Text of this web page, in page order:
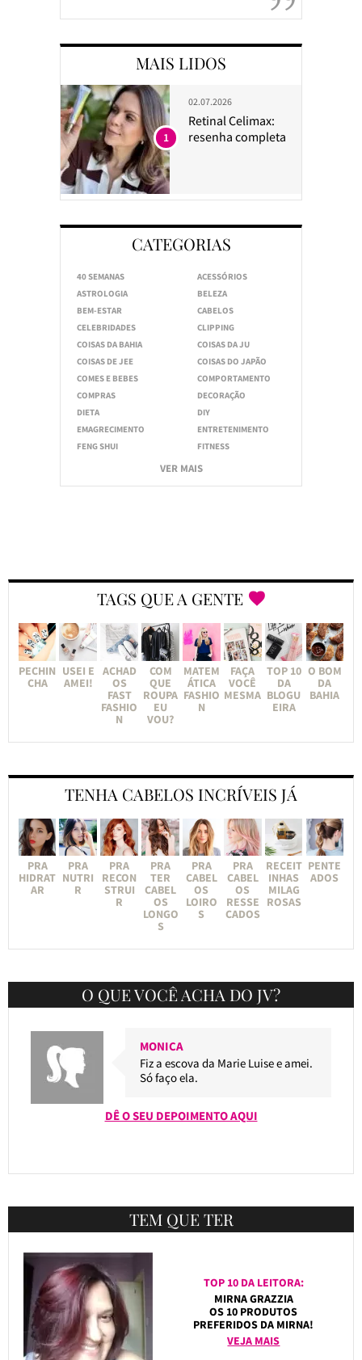
MAIS LIDOS
02.07.2026
Retinal Celimax:
resenha completa
1
CATEGORIAS
40 SEMANAS
ACESSÓRIOS
ASTROLOGIA
BELEZA
BEM-ESTAR
CABELOS
CELEBRIDADES
CLIPPING
COISAS DA BAHIA
COISAS DA JU
COISAS DE JEE
COISAS DO JAPÃO
COMES E BEBES
COMPORTAMENTO
COMPRAS
DECORAÇÃO
DIETA
DIY
EMAGRECIMENTO
ENTRETENIMENTO
FENG SHUI
FITNESS
VER MAIS
TAGS QUE A GENTE
PECHIN
CHA
USEI E
AMEI!
ACHAD
OS
FAST
FASHIO
N
COM
QUE
ROUPA
EU
VOU?
MATEM
ÁTICA
FASHIO
N
FAÇA
VOCÊ
MESMA
TOP 10
DA
BLOGU
EIRA
O BOM
DA
BAHIA
TENHA CABELOS INCRÍVEIS JÁ
PRA
HIDRAT
AR
PRA
NUTRI
R
PRA
RECON
STRUI
R
PRA
TER
CABEL
OS
LONGO
S
PRA
CABEL
OS
LOIRO
S
PRA
CABEL
OS
RESSE
CADOS
RECEIT
INHAS
MILAG
ROSAS
PENTE
ADOS
O QUE VOCÊ ACHA DO JV?
MONICA
Fiz a escova da Marie Luise e amei.
Só faço ela.
DÊ O SEU DEPOIMENTO AQUI
TEM QUE TER
TOP 10 DA LEITORA:
MIRNA GRAZZIA
OS 10 PRODUTOS
PREFERIDOS DA MIRNA!
VEJA MAIS